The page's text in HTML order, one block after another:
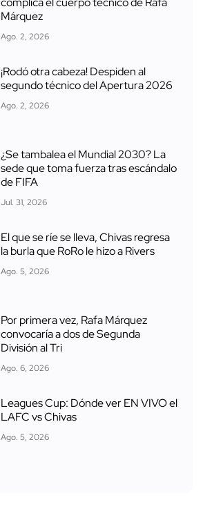
Márquez
Ago. 2, 2026
¡Rodó otra cabeza! Despiden al
segundo técnico del Apertura 2026
Ago. 2, 2026
¿Se tambalea el Mundial 2030? La
sede que toma fuerza tras escándalo
de FIFA
Jul. 31, 2026
El que se ríe se lleva, Chivas regresa
la burla que RoRo le hizo a Rivers
Ago. 5, 2026
Por primera vez, Rafa Márquez
convocaría a dos de Segunda
División al Tri
Ago. 6, 2026
Leagues Cup: Dónde ver EN VIVO el
LAFC vs Chivas
Ago. 5, 2026